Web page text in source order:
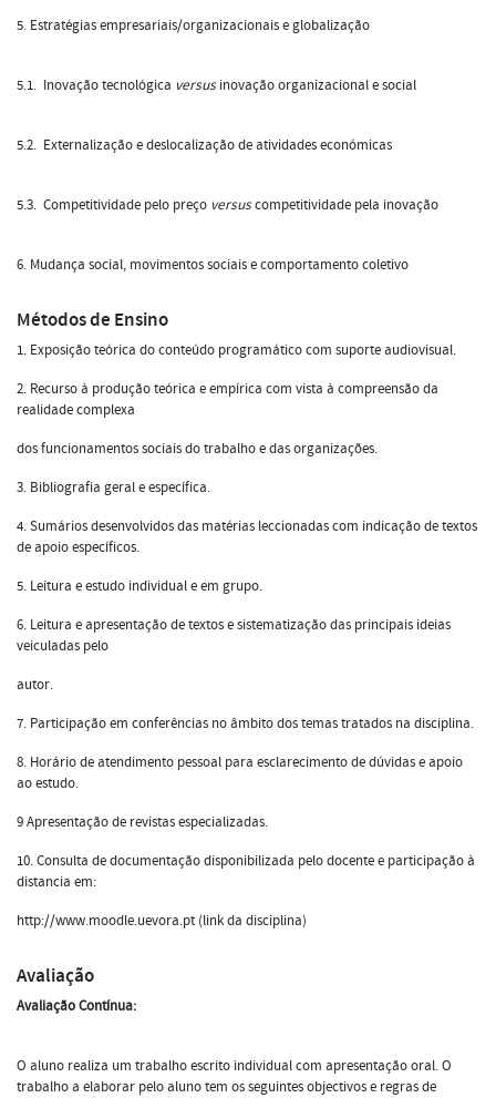
5. Estratégias empresariais/organizacionais e globalização
5.1. Inovação tecnológica versusinovação organizacional e social
5.2. Externalização e deslocalização de atividades económicas
5.3. Competitividade pelo preço versuscompetitividade pela inovação
6. Mudança social, movimentos sociais e comportamento coletivo
Métodos de Ensino
1. Exposição teórica do conteúdo programático com suporte audiovisual.
2. Recurso à produção teórica e empírica com vista à compreensão da
realidade complexa
dos funcionamentos sociais do trabalho e das organizações.
3. Bibliografia geral e específica.
4. Sumários desenvolvidos das matérias leccionadas com indicação de textos
de apoio específicos.
5. Leitura e estudo individual e em grupo.
6. Leitura e apresentação de textos e sistematização das principais ideias
veiculadas pelo
autor.
7. Participação em conferências no âmbito dos temas tratados na disciplina.
8. Horário de atendimento pessoal para esclarecimento de dúvidas e apoio
ao estudo.
9 Apresentação de revistas especializadas.
10. Consulta de documentação disponibilizada pelo docente e participação à
distancia em:
http://www.moodle.uevora.pt (link da disciplina)
Avaliação
Avaliação Contínua:
O aluno realiza um trabalho escrito individual com apresentação oral. O
trabalho a elaborar pelo aluno tem os seguintes objectivos e regras de